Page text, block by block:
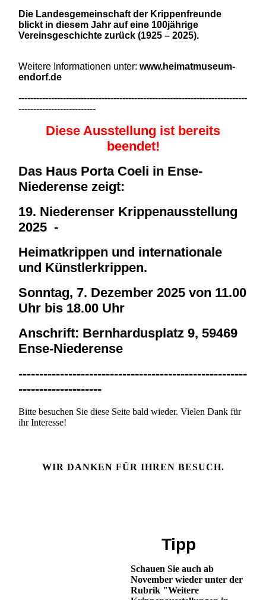
Die Landesgemeinschaft der Krippenfreunde
blickt in diesem Jahr auf eine 100jährige
Vereinsgeschichte zurück (1925 – 2025).
Weitere Informationen unter:www.heimatmuseum-
endorf.de
-----------------------------------------------------------------------------
--------------------------
Diese Ausstellung ist bereits
beendet!
Das Haus Porta Coeli in Ense-
Niederense zeigt:
19. Niederenser Krippenausstellung
2025 -
Heimatkrippen und internationale
und Künstlerkrippen.
Sonntag, 7. Dezember 2025 von 11.00
Uhr bis 18.00 Uhr
Anschrift: Bernhardusplatz 9, 59469
Ense-Niederense
-------------------------------------------------------
--------------------
Bitte besuchen Sie diese Seite bald wieder. Vielen Dank für
ihr Interesse!
WIR DANKEN FÜR IHREN BESUCH.
Tipp
Schauen Sie auch ab
November wieder unter der
Rubrik "Weitere